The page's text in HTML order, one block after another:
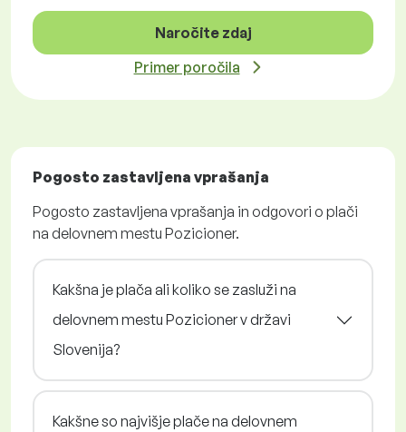
Naročite zdaj
Primer poročila
Pogosto zastavljena vprašanja
Pogosto zastavljena vprašanja in odgovori o plači
na delovnem mestu Pozicioner.
Kakšna je plača ali koliko se zasluži na
delovnem mestu Pozicioner v državi
Slovenija?
Kakšne so najvišje plače na delovnem